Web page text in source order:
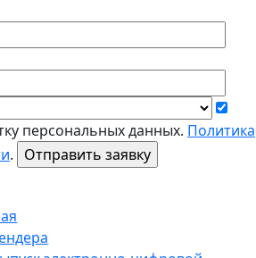
персональных данных. Политика
.